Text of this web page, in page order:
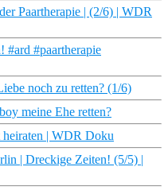
Paartherapie | (2/6) | WDR
#ard #paartherapie
noch zu retten? (1/6)
meine Ehe retten?
heiraten | WDR Doku
| Dreckige Zeiten! (5/5) |